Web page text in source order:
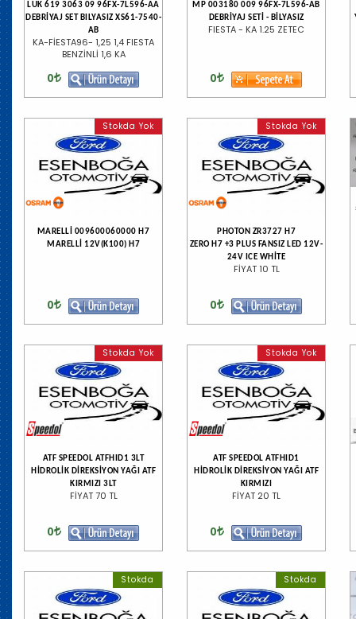
LUK 619 3063 09 96FX-7L596-AA
DEBRİYAJ SET BILYASIZ XS61-7540-
AB
KA-FİESTA96- 1,25 1,4 FIESTA
BENZİNLİ 1,6 KA
0
MP 003180 009 96FX-7L596-AB
DEBRİYAJ SETİ - BİLYASIZ
FIESTA - KA 1.25 ZETEC
0
Stokda Yok
MARELLİ 009600060000 H7
MARELLİ 12V(K100) H7
0
Stokda Yok
PHOTON ZR3727 H7
ZERO H7 +3 PLUS FANSIZ LED 12V-
24V ICE WHİTE
FİYAT 10 TL
0
Stokda Yok
ATF SPEEDOL ATFHID1 3LT
HİDROLİK DİREKSİYON YAĞI ATF
KIRMIZI 3LT
FİYAT 70 TL
0
Stokda Yok
ATF SPEEDOL ATFHID1
HİDROLİK DİREKSİYON YAĞI ATF
KIRMIZI
FİYAT 20 TL
0
Stokda Stokda